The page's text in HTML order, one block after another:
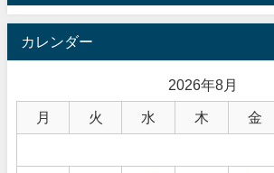
カレンダー
2026年8月
月 火 水 木 金